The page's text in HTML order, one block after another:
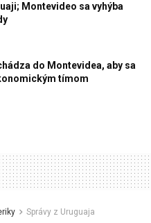
Montevideo sa vyhýba
do Montevidea, aby sa
tímom
Správy z Uruguaja